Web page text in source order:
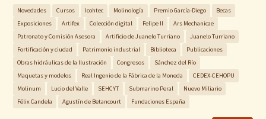
Novedades Cursos Icohtec Molinología Premio García-Diego
Becas
Exposiciones
Artifex Colección digital Felipe II
Ars Mechanicae
Patronato y Comisión Asesora
Artificio de Juanelo Turriano
Juanelo Turriano
Fortificación y ciudad
Patrimonio industrial Biblioteca
Publicaciones
Obras hidráulicas de la Ilustración
Congresos
Sánchez del Río
Maquetas y modelos
Real Ingenio de la Fábrica de la Moneda
CEDEX-CEHOPU
Molinum
Lucio del Valle SEHCYT Submarino Peral
Nuevo Miliario
Félix Candela
Agustín de Betancourt Fundaciones España